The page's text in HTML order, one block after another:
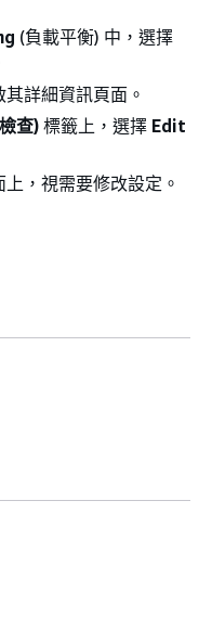
(負載平衡) 中，選擇
詳細資訊頁面。
查) 標籤上，選擇 Edit
上，視需要修改設定。